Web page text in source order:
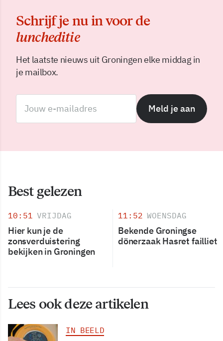
Schrijf je nu in voor de
luncheditie
Het laatste nieuws uit Groningen elke middag in
je mailbox.
Meld je aan
Best gelezen
10:51 VRIJDAG
Hier kun je de
zonsverduistering
bekijken in Groningen
11:52 WOENSDAG
Bekende Groningse
dönerzaak Hasret failliet
Lees ook deze artikelen
IN BEELD